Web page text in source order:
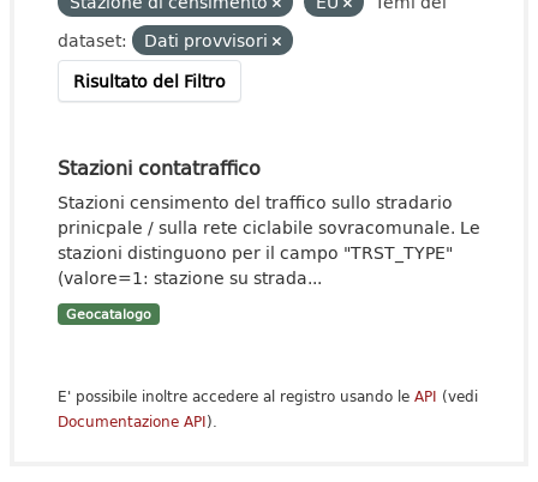
dataset:
Dati provvisori
Risultato del Filtro
Stazioni contatraffico
Stazioni censimento del traffico sullo stradario
prinicpale / sulla rete ciclabile sovracomunale. Le
stazioni distinguono per il campo "TRST_TYPE"
(valore=1: stazione su strada...
Geocatalogo
E' possibile inoltre accedere al registro usando le API (vedi
Documentazione API).